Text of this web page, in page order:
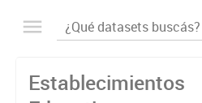
Establecimientos